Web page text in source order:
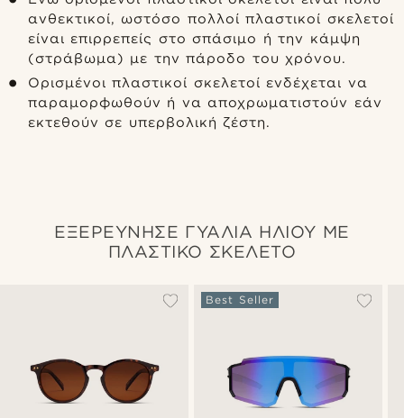
ανθεκτικοί, ωστόσο πολλοί πλαστικοί σκελετοί
είναι επιρρεπείς στο σπάσιμο ή την κάμψη
(στράβωμα) με την πάροδο του χρόνου.
Ορισμένοι πλαστικοί σκελετοί ενδέχεται να
παραμορφωθούν ή να αποχρωματιστούν εάν
εκτεθούν σε υπερβολική ζέστη.
ΕΞΕΡΕΥΝΗΣΕ ΓΥΑΛΙΑ ΗΛΙΟΥ ΜΕ
ΠΛΑΣΤΙΚΟ ΣΚΕΛΕΤΟ
Best Seller